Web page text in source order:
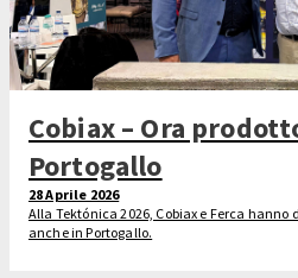
Cobiax – Ora
Portogallo
28 Aprile 2026
Alla Tektónica 2026, Cobiax e Ferca hanno
anche in Portogallo.